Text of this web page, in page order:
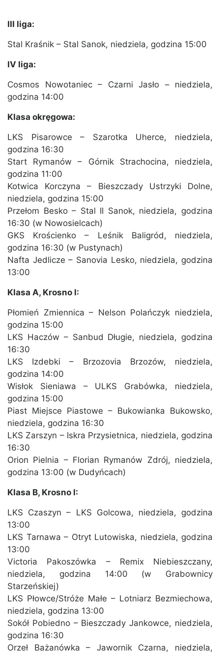
III liga:
Stal Kraśnik – Stal Sanok, niedziela, godzina 15:00
IV liga:
Cosmos Nowotaniec – Czarni Jasło – niedziela,
godzina 14:00
Klasa okręgowa:
LKS Pisarowce – Szarotka Uherce, niedziela,
godzina 16:30
Start Rymanów – Górnik Strachocina, niedziela,
godzina 11:00
Kotwica Korczyna – Bieszczady Ustrzyki Dolne,
niedziela, godzina 15:00
Przełom Besko – Stal II Sanok, niedziela, godzina
16:30 (w Nowosielcach)
GKS Krościenko – Leśnik Baligród, niedziela,
godzina 16:30 (w Pustynach)
Nafta Jedlicze – Sanovia Lesko, niedziela, godzina
13:00
Klasa A, Krosno I:
Płomień Zmiennica – Nelson Polańczyk niedziela,
godzina 15:00
LKS Haczów – Sanbud Długie, niedziela, godzina
16:30
LKS Izdebki – Brzozovia Brzozów, niedziela,
godzina 14:00
Wisłok Sieniawa – ULKS Grabówka, niedziela,
godzina 15:00
Piast Miejsce Piastowe – Bukowianka Bukowsko,
niedziela, godzina 16:30
LKS Zarszyn – Iskra Przysietnica, niedziela, godzina
16:30
Orion Pielnia – Florian Rymanów Zdrój, niedziela,
godzina 13:00 (w Dudyńcach)
Klasa B, Krosno I:
LKS Czaszyn – LKS Golcowa, niedziela, godzina
13:00
LKS Tarnawa – Otryt Lutowiska, niedziela, godzina
13:00
Victoria Pakoszówka – Remix Niebieszczany,
niedziela, godzina 14:00 (w Grabownicy
Starzeńskiej)
LKS Płowce/Stróże Małe – Lotniarz Bezmiechowa,
niedziela, godzina 13:00
Sokół Pobiedno – Bieszczady Jankowce, niedziela,
godzina 16:30
Orzeł Bażanówka – Jawornik Czarna, niedziela,